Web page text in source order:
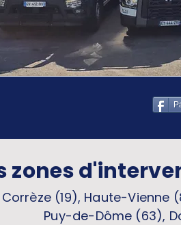
zones
Corrèze (19), Haute-Vienne
Puy-de-Dôme (63),